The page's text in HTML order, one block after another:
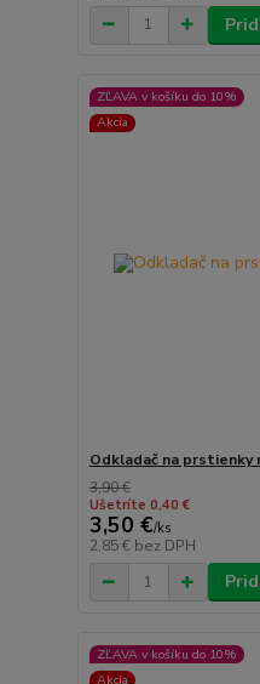
ZĽAVA v košíku do 10%
Akcia
Odkladač na prstienky
3,90 €
Ušetríte 0,40 €
3,50 €/ks
2,85 € bez DPH
ZĽAVA v košíku do 10%
Akcia